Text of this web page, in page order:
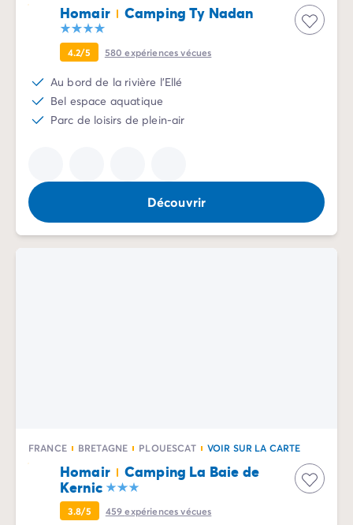
Homair Camping Ty Nadan
4.2/5 580expériences vécues
Au bord de la rivière l'Ellé
Bel espace aquatique
Parc de loisirs de plein-air
Découvrir
FRANCE BRETAGNE PLOUESCAT VOIR SUR LA CARTE
Homair
Camping La Baie de
Kernic
3.8/5 459expériences vécues